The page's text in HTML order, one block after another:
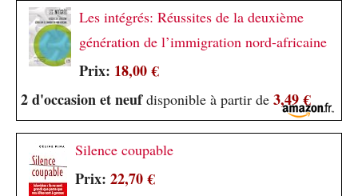
Les intégrés: Réussites de la deuxième
génération de l’immigration nord-africaine
Prix: 18,00 €
2 d'occasion et neufdisponible à partir de 3,49 €
Silence coupable
Prix: 22,70 €